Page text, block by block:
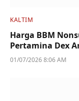
KALTIM
Harga BBM
Pertamina Dex
01/07/2026 8:06 AM